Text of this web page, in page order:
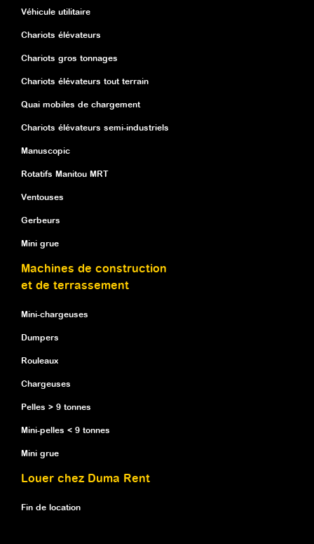
Véhicule utilitaire
Chariots élévateurs
Chariots gros tonnages
Chariots élévateurs tout terrain
Quai mobiles de chargement
Chariots élévateurs semi-industriels
Manuscopic
Rotatifs Manitou MRT
Ventouses
Gerbeurs
Mini grue
Machines de construction
et de terrassement
Mini-chargeuses
Dumpers
Rouleaux
Chargeuses
Pelles > 9 tonnes
Mini-pelles < 9 tonnes
Mini grue
Louer chez Duma Rent
Fin de location